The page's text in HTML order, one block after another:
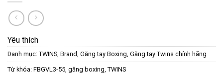
Yêu thích
Danh mục: TWINS, Brand, Găng tay Boxing, Găng tay Twins chính hãng
Từ khóa: FBGVL3-55, găng boxing, TWINS